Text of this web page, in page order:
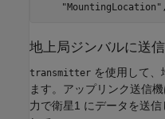
"MountingLocation"
地上局ジンバルに送
transmitter を使用して
ます。アップリンク送信
力で衛星1 にデータを送